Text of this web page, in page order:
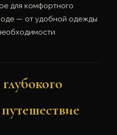
для комфортного
— от удобной одежды